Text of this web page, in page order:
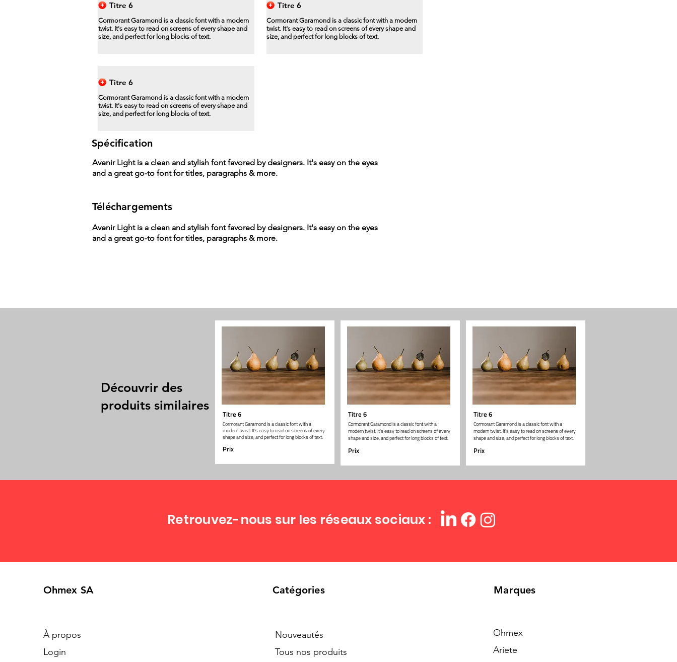
Titre 6
Cormorant Garamond is a classic font with a modern
twist. It's easy to read on screens of every shape and
size, and perfect for long blocks of text.
Titre 6
Cormorant Garamond is a classic font with a modern
twist. It's easy to read on screens of every shape and
size, and perfect for long blocks of text.
Titre 6
Cormorant Garamond is a classic font with a modern
twist. It's easy to read on screens of every shape and
size, and perfect for long blocks of text.
Spécification
Avenir Light is a clean and stylish font favored by designers. It's easy on the eyes
and a great go-to font for titles, paragraphs & more.
Téléchargements
Avenir Light is a clean and stylish font favored by designers. It's easy on the eyes
and a great go-to font for titles, paragraphs & more.
Découvrir des
produits similaires
Titre 6
Cormorant Garamond is a classic font with a
modern twist. It's easy to read on screens of every
shape and size, and perfect for long blocks of text.
Prix
Titre 6
Cormorant Garamond is a classic font with a
modern twist. It's easy to read on screens of every
shape and size, and perfect for long blocks of text.
Prix
Titre 6
Cormorant Garamond is a classic font with a
modern twist. It's easy to read on screens of every
shape and size, and perfect for long blocks of text.
Prix
Retrouvez-nous sur les réseaux sociaux :
Ohmex SA
À propos
Login
Catégories
Nouveautés
Tous nos produits
Marques
Ohmex
Ariete